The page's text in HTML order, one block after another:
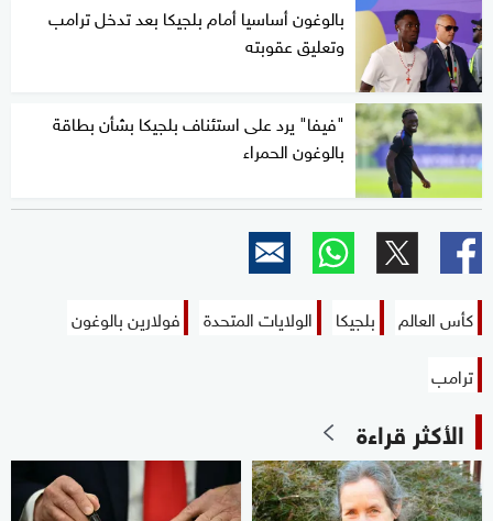
بالوغون أساسيا أمام بلجيكا بعد تدخل ترامب
وتعليق عقوبته
"فيفا" يرد على استئناف بلجيكا بشأن بطاقة
بالوغون الحمراء
كأس العالم بلجيكا الولايات المتحدة
فولارين بالوغون
ترامب
الأكثر قراءة